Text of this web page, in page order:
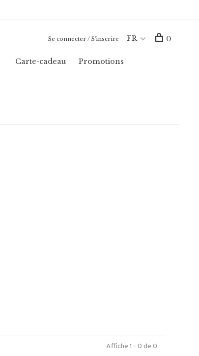
Carte-cadeau
Promotions
Se connecter / S'inscrire FR 0
Affiche 1 - 0 de 0